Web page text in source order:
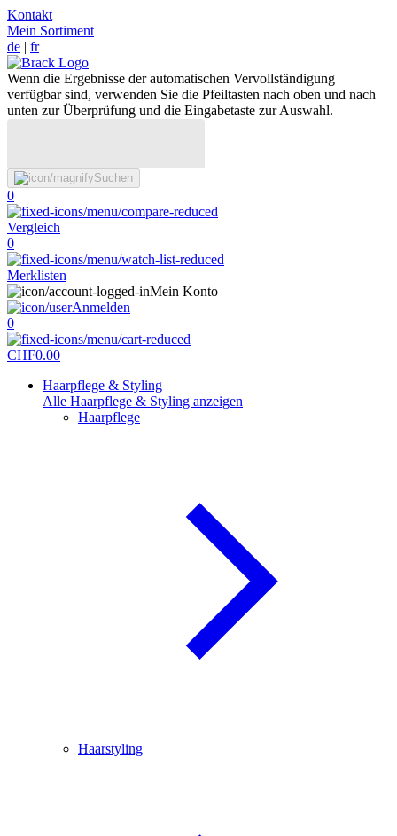
Kontakt
Mein Sortiment
de | fr
Wenn die Ergebnisse der automatischen Vervollständigung
verfügbar sind, verwenden Sie die Pfeiltasten nach oben und nach
unten zur Überprüfung und die Eingabetaste zur Auswahl.
Suchen
0
Vergleich
0
Merklisten
Mein Konto
Anmelden
0
CHF0.00
Haarpflege & Styling
Alle Haarpflege & Styling anzeigen
Haarpflege
Haarstyling